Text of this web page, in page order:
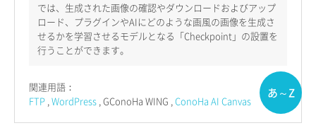
では、生成された画像の確認やダウンロードおよびアップ
ロード、プラグインやAIにどのような画風の画像を生成さ
せるかを学習させるモデルとなる「Checkpoint」の設置を
行うことができます。
関連用語：
FTP WordPress GConoHa WING ConoHa AI Canvas
あ～Z